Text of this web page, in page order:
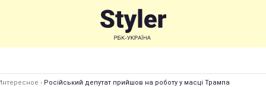
› Російський депутат прийшов на роботу у масці Трампа